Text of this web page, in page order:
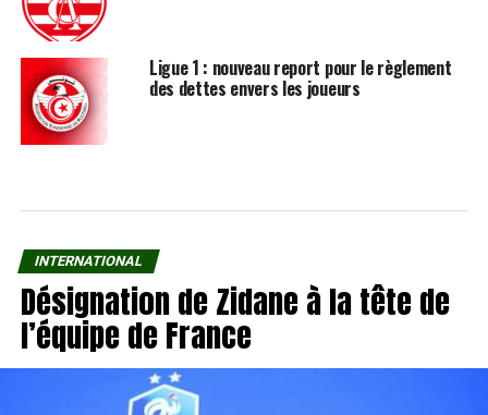
Ligue 1 : nouveau report pour le règlement
des dettes envers les joueurs
INTERNATIONAL
Désignation de Zidane à la tête de
l’équipe de France